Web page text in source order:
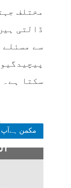
مختلف
ڈالتی
سے مسئلے
سکتا ہے۔
مکمن ہےآپ